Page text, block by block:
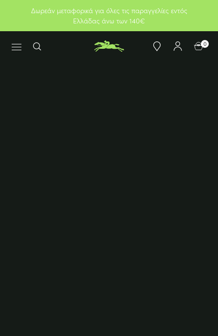
Δωρεάν μεταφορικά για όλες τις παραγγελίες εντός
Ελλάδας άνω των 140€
0